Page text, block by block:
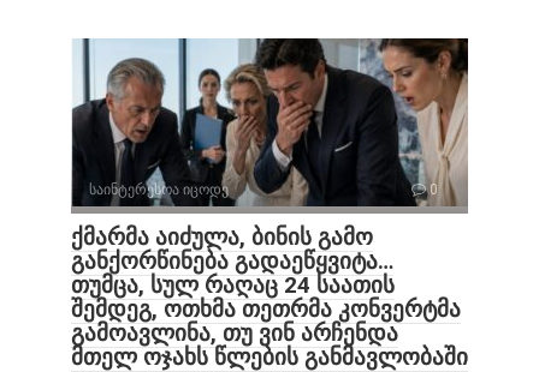
საინტერესოა იცოდე 0
ქმარმა აიძულა, ბინის გამო
განქორწინება გადაეწყვიტა…
თუმცა, სულ რაღაც 24 საათის
შემდეგ, ოთხმა თეთრმა კონვერტმა
გამოავლინა, თუ ვინ არჩენდა
მთელ ოჯახს წლების განმავლობაში